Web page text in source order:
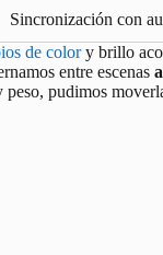
Sincronización con
de colory brillo
entre escenas
pudimos